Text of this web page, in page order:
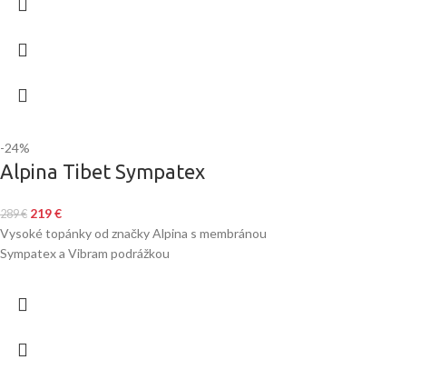
-24%
Alpina Tibet Sympatex
289€ 219€
Vysoké topánky od značky Alpina s membránou
Sympatex a Vibram podrážkou